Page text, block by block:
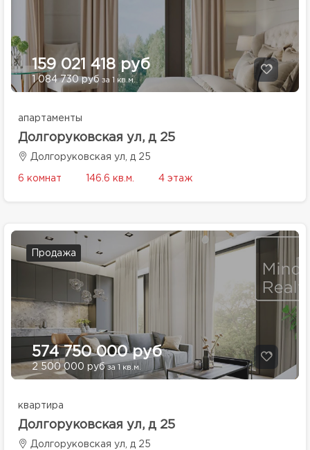
159 021 418 руб
1 084 730 руб за 1 кв.м.
апартаменты
Долгоруковская ул, д 25
Долгоруковская ул, д 25
6 комнат 146.6 кв.м. 4 этаж
Продажа
574 750 000 руб
2 500 000 руб за 1 кв.м.
квартира
Долгоруковская ул, д 25
Долгоруковская ул, д 25